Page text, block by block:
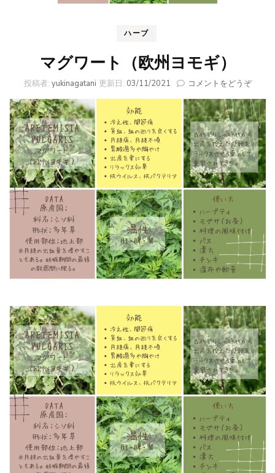
ハーブ
マグワート（欧州ヨモギ）
投稿者: yukinagatani 更新日: 03/11/2021 コメントをどうぞ(マ
ワ
ー
ト
（欧
州
ヨ
モ
ギ）)